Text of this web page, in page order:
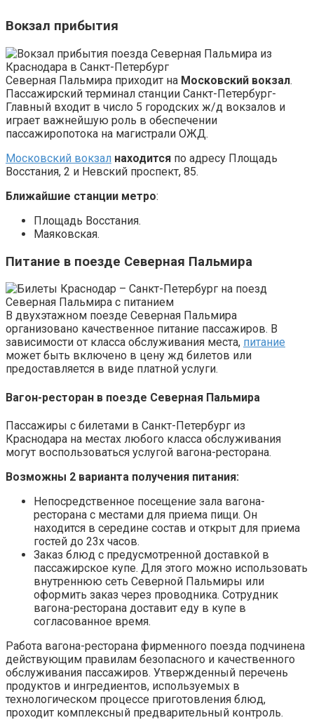
Вокзал прибытия
Северная Пальмира приходит на Московский вокзал.
Пассажирский терминал станции Санкт-Петербург-
Главный входит в число 5 городских ж/д вокзалов и
играет важнейшую роль в обеспечении
пассажиропотока на магистрали ОЖД.
Московский вокзал находится по адресу Площадь
Восстания, 2 и Невский проспект, 85.
Ближайшие станции метро:
Площадь Восстания.
Маяковская.
Питание в поезде Северная Пальмира
В двухэтажном поезде Северная Пальмира
организовано качественное питание пассажиров. В
зависимости от класса обслуживания места, питание
может быть включено в цену жд билетов или
предоставляется в виде платной услуги.
Вагон-ресторан в поезде Северная Пальмира
Пассажиры с билетами в Санкт-Петербург из
Краснодара на местах любого класса обслуживания
могут воспользоваться услугой вагона-ресторана.
Возможны 2 варианта получения питания:
Непосредственное посещение зала вагона-
ресторана с местами для приема пищи. Он
находится в середине состав и открыт для приема
гостей до 23х часов.
Заказ блюд с предусмотренной доставкой в
пассажирское купе. Для этого можно использовать
внутреннюю сеть Северной Пальмиры или
оформить заказ через проводника. Сотрудник
вагона-ресторана доставит еду в купе в
согласованное время.
Работа вагона-ресторана фирменного поезда подчинена
действующим правилам безопасного и качественного
обслуживания пассажиров. Утвержденный перечень
продуктов и ингредиентов, используемых в
технологическом процессе приготовления блюд,
проходит комплексный предварительный контроль.